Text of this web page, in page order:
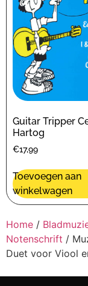
Guitar Tripper
Hartog
€17,99
Toevoegen aan
winkelwagen
Home /
Notenschrift /
Duet voor Viool